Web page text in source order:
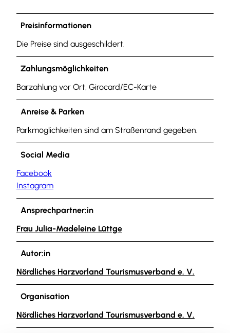
Preisinformationen
Die Preise sind ausgeschildert.
Zahlungsmöglichkeiten
Barzahlung vor Ort, Girocard/EC-Karte
Anreise & Parken
Parkmöglichkeiten sind am Straßenrand gegeben.
Social Media
Facebook
Instagram
Ansprechpartner:in
Frau Julia-Madeleine Lüttge
Autor:in
Nördliches Harzvorland Tourismusverband e. V.
Organisation
Nördliches Harzvorland Tourismusverband e. V.